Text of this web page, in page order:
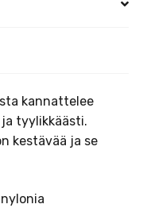
kannattelee
tyylikkäästi.
kestävää ja se